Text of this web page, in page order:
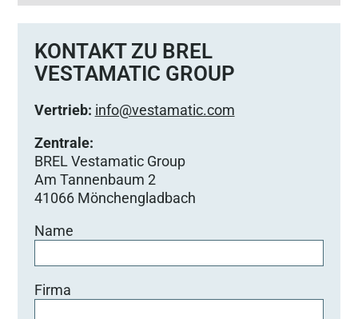
KONTAKT ZU BREL
VESTAMATIC GROUP
Vertrieb: info@vestamatic.com
Zentrale:
BREL Vestamatic Group
Am Tannenbaum 2
41066 Mönchengladbach
Name
Firma